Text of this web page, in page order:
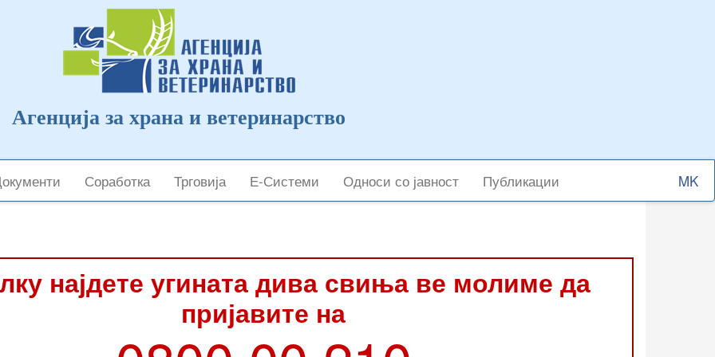
Агенција за храна и ветеринарство
Соработка Трговија Е-Системи Односи со јавност Публикации
Select
your
најдете угината дива свиња ве молиме да
пријавите на